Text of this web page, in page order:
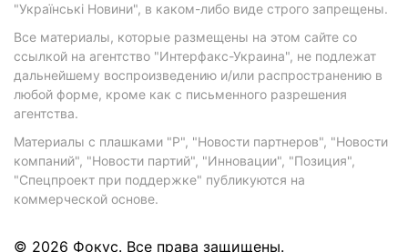
"Українські Новини", в каком-либо виде строго запрещены.
Все материалы, которые размещены на этом сайте со
ссылкой на агентство "Интерфакс-Украина", не подлежат
дальнейшему воспроизведению и/или распространению в
любой форме, кроме как с письменного разрешения
агентства.
Материалы с плашками "Р", "Новости партнеров", "Новости
компаний", "Новости партий", "Инновации", "Позиция",
"Спецпроект при поддержке" публикуются на
коммерческой основе.
© 2026 Фокус. Все права защищены.